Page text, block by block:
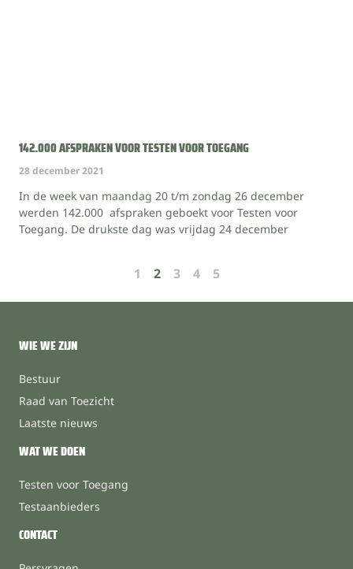
142.000 AFSPRAKEN VOOR TESTEN VOOR TOEGANG
28 december 2021
In de week van maandag 20 t/m zondag 26 december
werden 142.000 afspraken geboekt voor Testen voor
Toegang. De drukste dag was vrijdag 24 december
1 2 3 4 5
WIE WE ZIJN
Bestuur
Raad van Toezicht
Laatste nieuws
WAT WE DOEN
Testen voor Toegang
Testaanbieders
CONTACT